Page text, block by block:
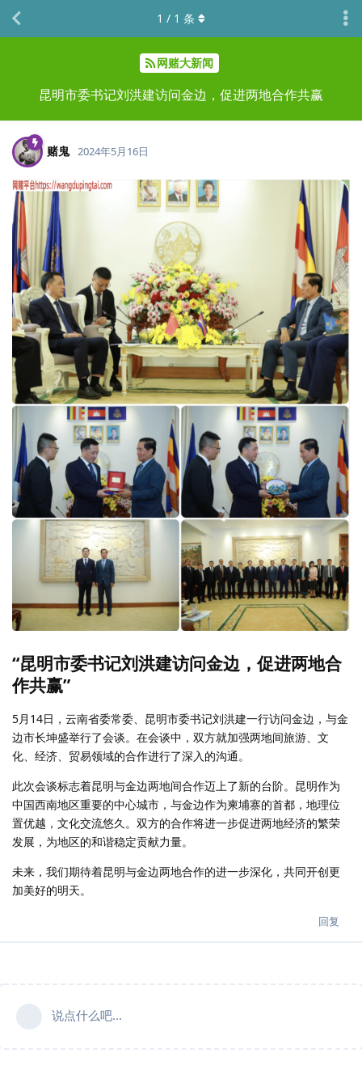
网赌大新闻
昆明市委书记刘洪建访问金边，促进两地合作共赢
1 / 1 条
赌鬼 2024年5月16日
“昆明市委书记刘洪建访问金边，促进两地合
作共赢”
5月14日，云南省委常委、昆明市委书记刘洪建一行访问金边，与金
边市长坤盛举行了会谈。在会谈中，双方就加强两地间旅游、文
化、经济、贸易领域的合作进行了深入的沟通。
此次会谈标志着昆明与金边两地间合作迈上了新的台阶。昆明作为
中国西南地区重要的中心城市，与金边作为柬埔寨的首都，地理位
置优越，文化交流悠久。双方的合作将进一步促进两地经济的繁荣
发展，为地区的和谐稳定贡献力量。
未来，我们期待着昆明与金边两地合作的进一步深化，共同开创更
加美好的明天。
回复
说点什么吧...